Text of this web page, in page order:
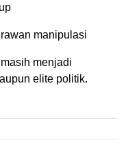
manipulasi
menjadi
elite politik.